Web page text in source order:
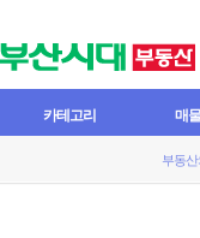
카테고리 매
부동